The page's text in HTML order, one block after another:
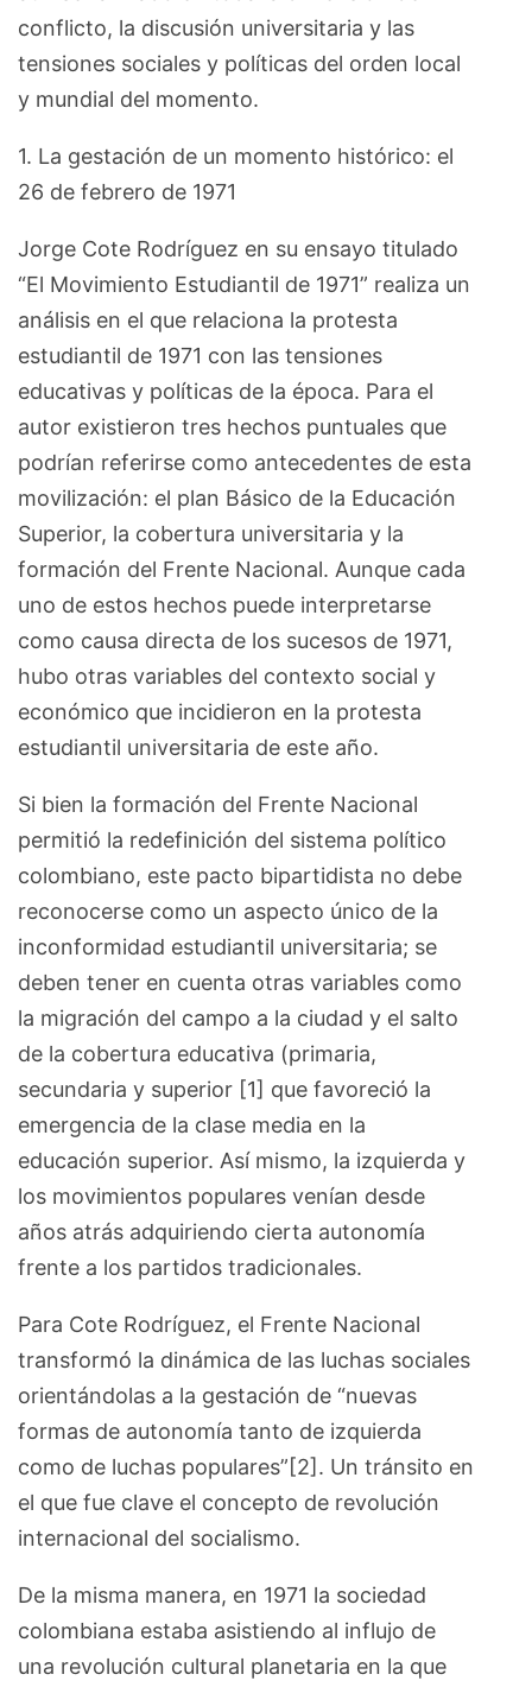
conflicto, la discusión universitaria y las
tensiones sociales y políticas del orden local
y mundial del momento.
1. La gestación de un momento histórico: el
26 de febrero de 1971
Jorge Cote Rodríguez en su ensayo titulado
“El Movimiento Estudiantil de 1971” realiza un
análisis en el que relaciona la protesta
estudiantil de 1971 con las tensiones
educativas y políticas de la época. Para el
autor existieron tres hechos puntuales que
podrían referirse como antecedentes de esta
movilización: el plan Básico de la Educación
Superior, la cobertura universitaria y la
formación del Frente Nacional. Aunque cada
uno de estos hechos puede interpretarse
como causa directa de los sucesos de 1971,
hubo otras variables del contexto social y
económico que incidieron en la protesta
estudiantil universitaria de este año.
Si bien la formación del Frente Nacional
permitió la redefinición del sistema político
colombiano, este pacto bipartidista no debe
reconocerse como un aspecto único de la
inconformidad estudiantil universitaria; se
deben tener en cuenta otras variables como
la migración del campo a la ciudad y el salto
de la cobertura educativa (primaria,
secundaria y superior [1] que favoreció la
emergencia de la clase media en la
educación superior. Así mismo, la izquierda y
los movimientos populares venían desde
años atrás adquiriendo cierta autonomía
frente a los partidos tradicionales.
Para Cote Rodríguez, el Frente Nacional
transformó la dinámica de las luchas sociales
orientándolas a la gestación de “nuevas
formas de autonomía tanto de izquierda
como de luchas populares”[2]. Un tránsito en
el que fue clave el concepto de revolución
internacional del socialismo.
De la misma manera, en 1971 la sociedad
colombiana estaba asistiendo al influjo de
una revolución cultural planetaria en la que